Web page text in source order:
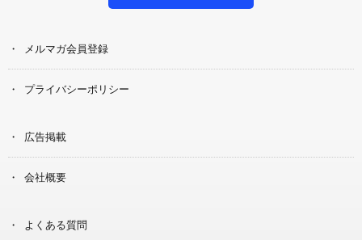
メルマガ会員登録
プライバシーポリシー
広告掲載
会社概要
よくある質問